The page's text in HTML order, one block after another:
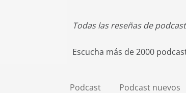
Todas las reseñas de
Escucha más de 2000
Podcast Podcast nuevos